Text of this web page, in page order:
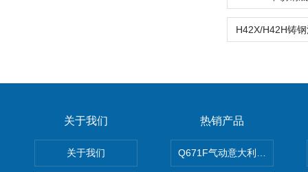
关于我们
关于我们
热销产品
Q671F气动意大利式薄型球阀